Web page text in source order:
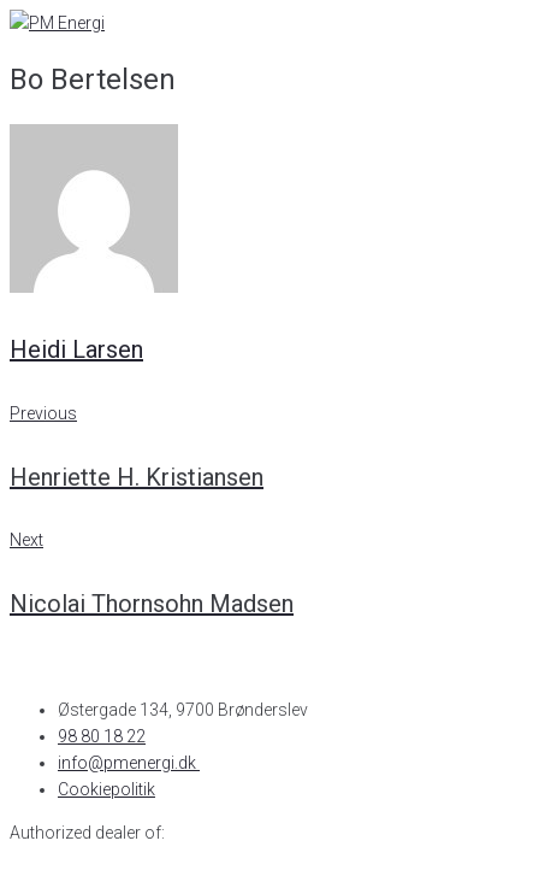
Skip
content
Bo Bertelsen
Heidi Larsen
Indlægsnavigation
Previous
Previous
Henriette H. Kristiansen
Next
Next
Nicolai Thornsohn Madsen
Østergade 134, 9700 Brønderslev​
98 80 18 22
info@pmenergi.dk​ ​
Cookiepolitik
Authorized dealer of: